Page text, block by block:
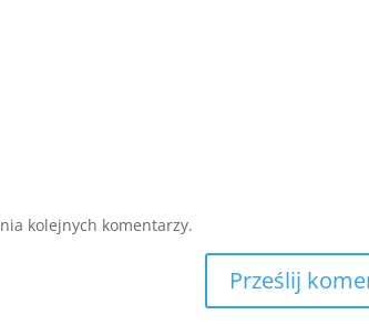
kolejnych komentarzy.